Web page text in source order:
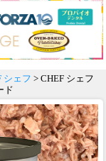
シェフ > CHEF シェフ
ド